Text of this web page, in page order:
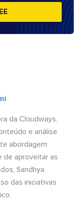
da Cloudways,
e análise
abordagem
de aproveitar as
Sandhya
das iniciativas